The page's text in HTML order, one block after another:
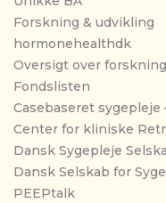
Forskning & udvikling
hormonehealthdk
Oversigt over
Fondslisten
Casebaseret sygepleje
Center for kliniske
Dansk Sygepleje
Dansk Selskab for
PEEPtalk